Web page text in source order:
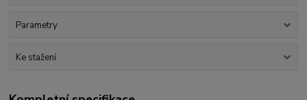
Parametry
Ke stažení